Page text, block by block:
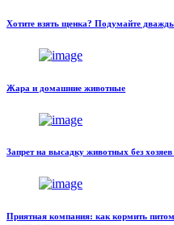
Хотите взять щенка? Подумайте
Жара и домашние животные
Запрет на высадку животных без
Приятная компания: как кормить